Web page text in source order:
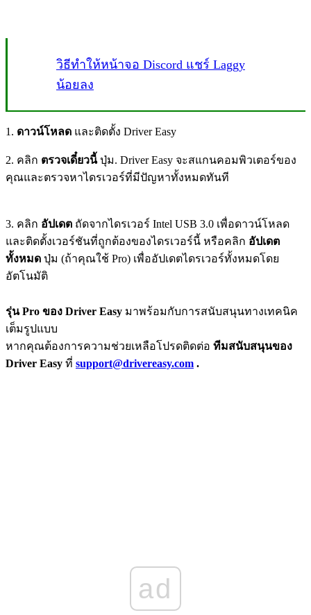
วิธีทำให้หน้าจอ Discord แชร์ Laggy
น้อยลง
1. ดาวน์โหลด และติดตั้ง Driver Easy
2. คลิก ตรวจเดี๋ยวนี้ปุ่ม. Driver Easy จะสแกนคอมพิวเตอร์ของ
คุณและตรวจหาไดรเวอร์ที่มีปัญหาทั้งหมดทันที
3. คลิก อัปเดต ถัดจากไดรเวอร์ Intel USB 3.0 เพื่อดาวน์โหลด
และติดตั้งเวอร์ชันที่ถูกต้องของไดรเวอร์นี้ หรือคลิก อัปเดต
ทั้งหมด ปุ่ม (ถ้าคุณใช้ Pro) เพื่ออัปเดตไดรเวอร์ทั้งหมดโดย
อัตโนมัติ
รุ่น Pro ของ Driver Easy มาพร้อมกับการสนับสนุนทางเทคนิค
เต็มรูปแบบ
หากคุณต้องการความช่วยเหลือโปรดติดต่อ ทีมสนับสนุนของ
Driver Easy ที่ support@drivereasy.com .
ad